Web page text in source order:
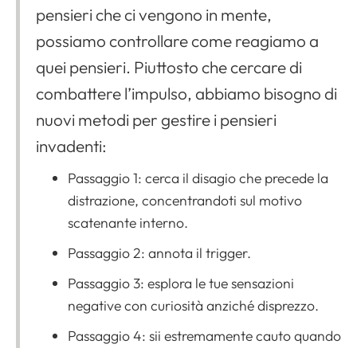
pensieri che ci vengono in mente,
possiamo controllare come reagiamo a
quei pensieri. Piuttosto che cercare di
combattere l’impulso, abbiamo bisogno di
nuovi metodi per gestire i pensieri
invadenti:
Passaggio 1: cerca il disagio che precede la
distrazione, concentrandoti sul motivo
scatenante interno.
Passaggio 2: annota il trigger.
Passaggio 3: esplora le tue sensazioni
negative con curiosità anziché disprezzo.
Passaggio 4: sii estremamente cauto quando